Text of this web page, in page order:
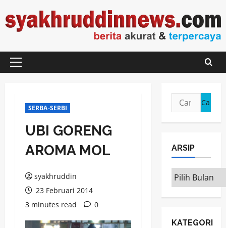
to
content
Primary
SERBA-SERBI
UBI GORENG
AROMA MOL
syakhruddin
23 Februari 2014
3 minutes read
0
Cari
untuk:
ARSIP
ARSIP
KATEGORI